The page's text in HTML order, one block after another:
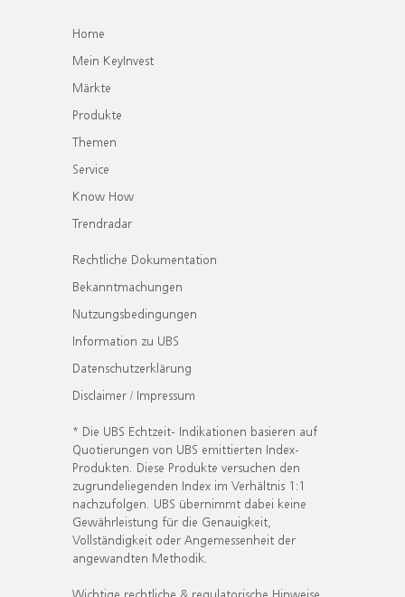
Home
Mein KeyInvest
Märkte
Produkte
Themen
Service
Know How
Trendradar
Rechtliche Dokumentation
Bekanntmachungen
Nutzungsbedingungen
Information zu UBS
Datenschutzerklärung
Disclaimer / Impressum
* Die UBS Echtzeit- Indikationen basieren auf
Quotierungen von UBS emittierten Index-
Produkten. Diese Produkte versuchen den
zugrundeliegenden Index im Verhältnis 1:1
nachzufolgen. UBS übernimmt dabei keine
Gewährleistung für die Genauigkeit,
Vollständigkeit oder Angemessenheit der
angewandten Methodik.